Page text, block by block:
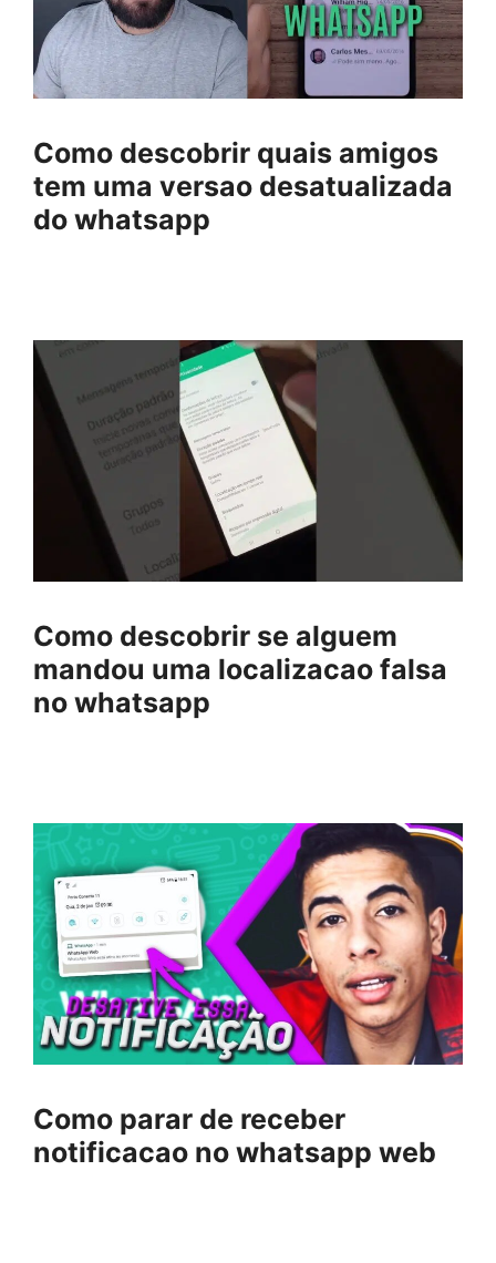
Como descobrir quais amigos
tem uma versao desatualizada
do whatsapp
Como descobrir se alguem
mandou uma localizacao falsa
no whatsapp
Como parar de receber
notificacao no whatsapp web